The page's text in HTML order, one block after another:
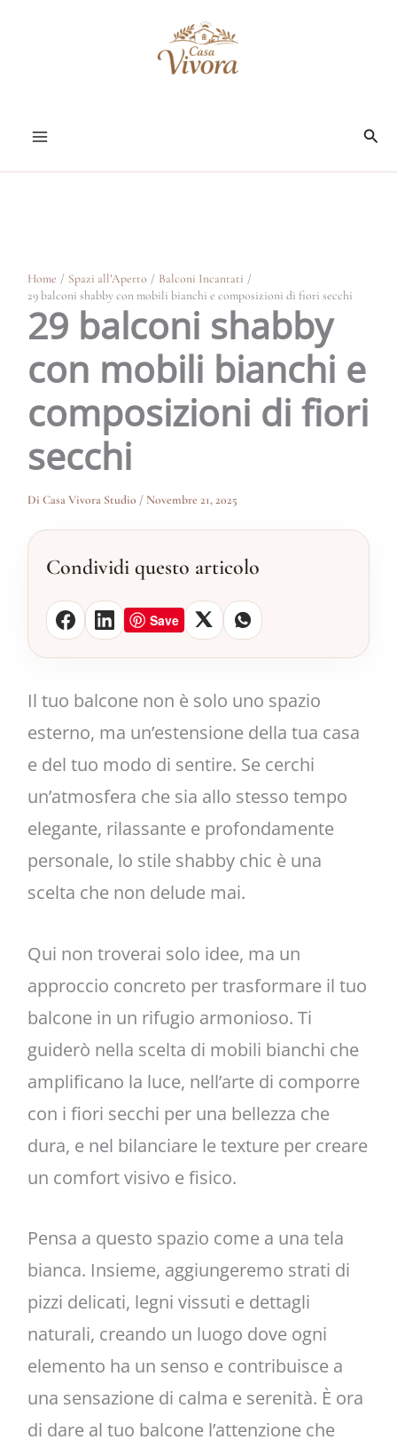
Home Spazi all’Aperto
Balconi Incantati
29 balconi shabby con mobili bianchi e composizioni di fiori secchi
29 balconi shabby
con mobili bianchi e
composizioni di fiori
secchi
Di Casa Vivora Studio/Novembre 21, 2025
Condividi questo articolo
Save
Il tuo balcone non è solo uno spazio
esterno, ma un’estensione della tua casa
e del tuo modo di sentire. Se cerchi
un’atmosfera che sia allo stesso tempo
elegante, rilassante e profondamente
personale, lo stile shabby chic è una
scelta che non delude mai.
Qui non troverai solo idee, ma un
approccio concreto per trasformare il tuo
balcone in un rifugio armonioso. Ti
guiderò nella scelta di mobili bianchi che
amplificano la luce, nell’arte di comporre
con i fiori secchi per una bellezza che
dura, e nel bilanciare le texture per creare
un comfort visivo e fisico.
Pensa a questo spazio come a una tela
bianca. Insieme, aggiungeremo strati di
pizzi delicati, legni vissuti e dettagli
naturali, creando un luogo dove ogni
elemento ha un senso e contribuisce a
una sensazione di calma e serenità. È ora
di dare al tuo balcone l’attenzione che